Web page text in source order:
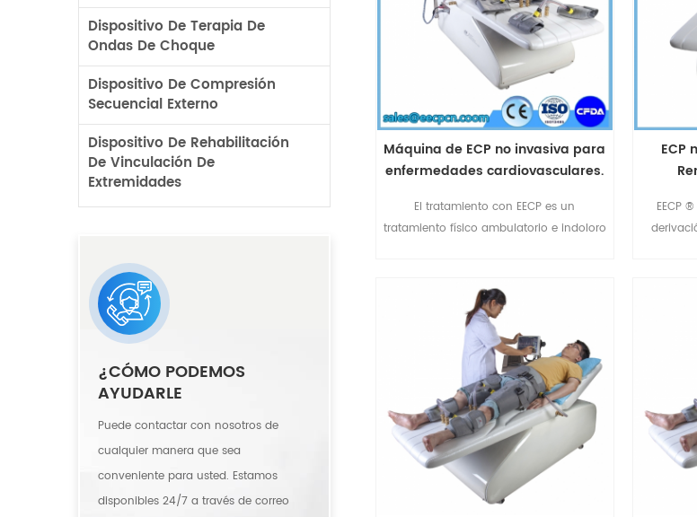
Dispositivo De Terapia De
Ondas De Choque
Dispositivo De Compresión
Secuencial Externo
Dispositivo De Rehabilitación
De Vinculación De
Extremidades
¿CÓMO PODEMOS
AYUDARLE
Puede contactar con nosotros de
cualquier manera que sea
conveniente para usted. Estamos
disponibles 24/7 a través de correo
Máquina de ECP no invasiva para
enfermedades cardiovasculares.
de EE. UU.
El tratamiento con EECP es un
tratamiento físico ambulatorio e indoloro
dificultad para respirar o fatiga. El
tratamiento con ECP también puede
aliviar los síntomas de otras
enfermedades cardiovasculares
isquémicas, como disfunción ventricular
izquierda, diabetes, enfermed7
ECP
EECP
de 10
de